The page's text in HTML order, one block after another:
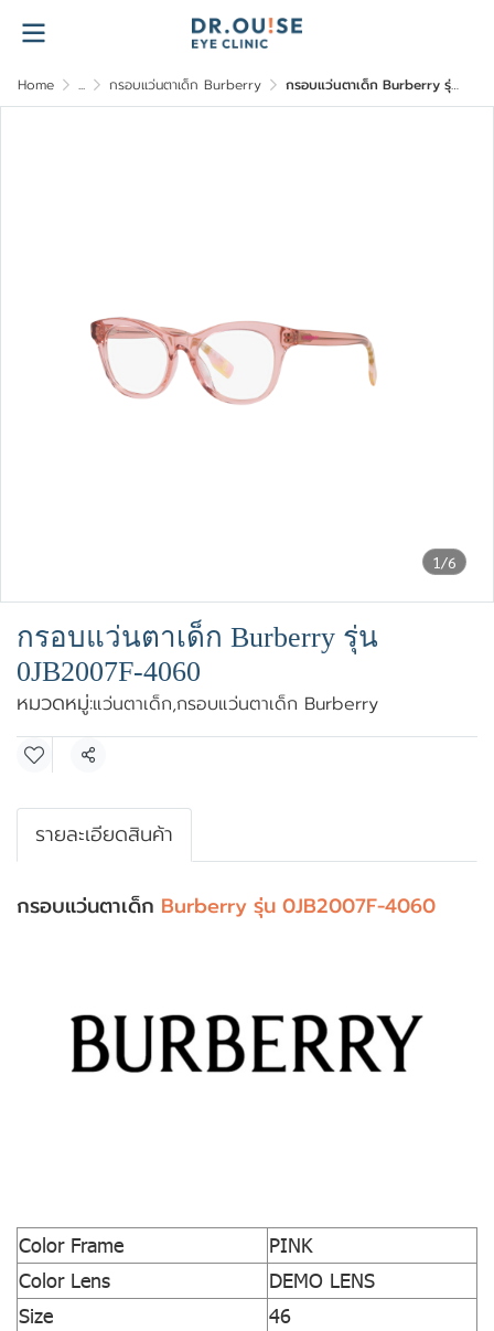
Home ... กรอบแว่นตาเด็ก Burberry กรอบแว่นตาเด็ก Burberry รุ่น 0JB2007F-4060
1/6
กรอบแว่นตาเด็ก Burberry รุ่น
0JB2007F-4060
หมวดหมู่:แว่นตาเด็ก,กรอบแว่นตาเด็ก Burberry
แชร์
รายละเอียดสินค้า
กรอบแว่นตาเด็ก Burberry รุ่น 0JB2007F-4060
Color Frame
PINK
Color Lens
DEMO LENS
Size
46